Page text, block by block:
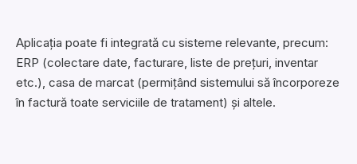
Aplicația poate fi integrată cu sisteme relevante, precum:
ERP (colectare date, facturare, liste de prețuri, inventar
etc.), casa de marcat (permițând sistemului să încorporeze
în factură toate serviciile de tratament) și altele.